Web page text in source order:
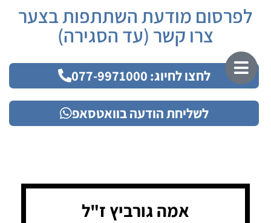
לפרסום מודעת השתתפות בצער
צרו קשר (עד הסגירה)
לחצו לחיוג: 077-9971000
לשליחת הודעה בוואטסאפ
אמה גורביץ ז"ל